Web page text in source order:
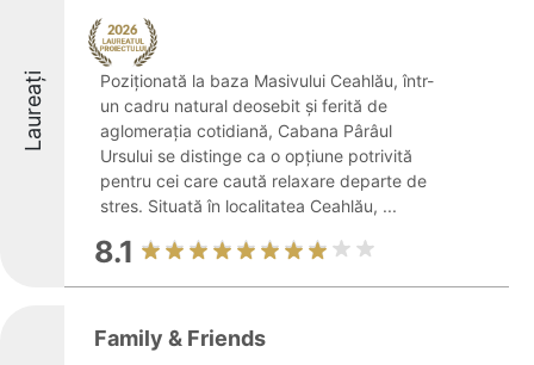
Laureați
Poziționată la baza Masivului Ceahlău, într-
un cadru natural deosebit și ferită de
aglomerația cotidiană, Cabana Pârâul
Ursului se distinge ca o opțiune potrivită
pentru cei care caută relaxare departe de
stres. Situată în localitatea Ceahlău, ...
8.1
Family & Friends